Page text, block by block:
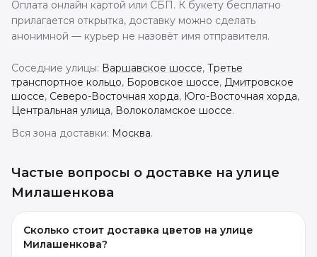
Оплата онлайн картой или СБП. К букету бесплатно
прилагается открытка, доставку можно сделать
анонимной — курьер не назовёт имя отправителя.
Соседние улицы: Варшавское шоссе, Третье
транспортное кольцо, Боровское шоссе, Дмитровское
шоссе, Северо-Восточная хорда, Юго-Восточная хорда,
Центральная улица, Волоколамское шоссе.
Вся зона доставки: Москва.
Частые вопросы о доставке на улице
Милашенкова
Сколько стоит доставка цветов на улице
Милашенкова?